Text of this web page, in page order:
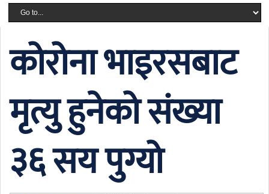
कोरोना भाइरसबाट
मृत्यु हुनेको संख्या
३६ सय पुग्यो